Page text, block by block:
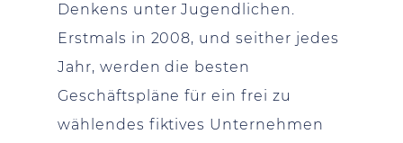
Denkens unter Jugendlichen.
Erstmals in 2008, und seither jedes
Jahr, werden die besten
Geschäftspläne für ein frei zu
wählendes fiktives Unternehmen